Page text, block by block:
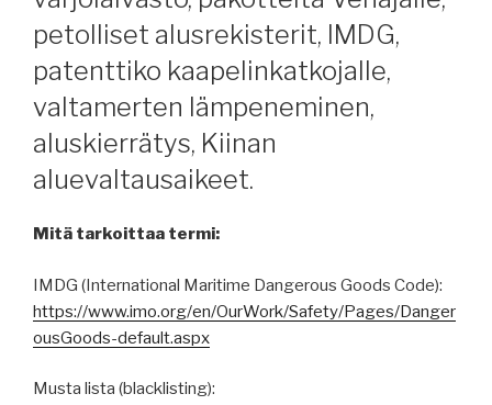
petolliset alusrekisterit, IMDG,
patenttiko kaapelinkatkojalle,
valtamerten lämpeneminen,
aluskierrätys, Kiinan
aluevaltausaikeet.
Mitä tarkoittaa termi:
IMDG (International Maritime Dangerous Goods Code):
https://www.imo.org/en/OurWork/Safety/Pages/Danger
ousGoods-default.aspx
Musta lista (blacklisting):